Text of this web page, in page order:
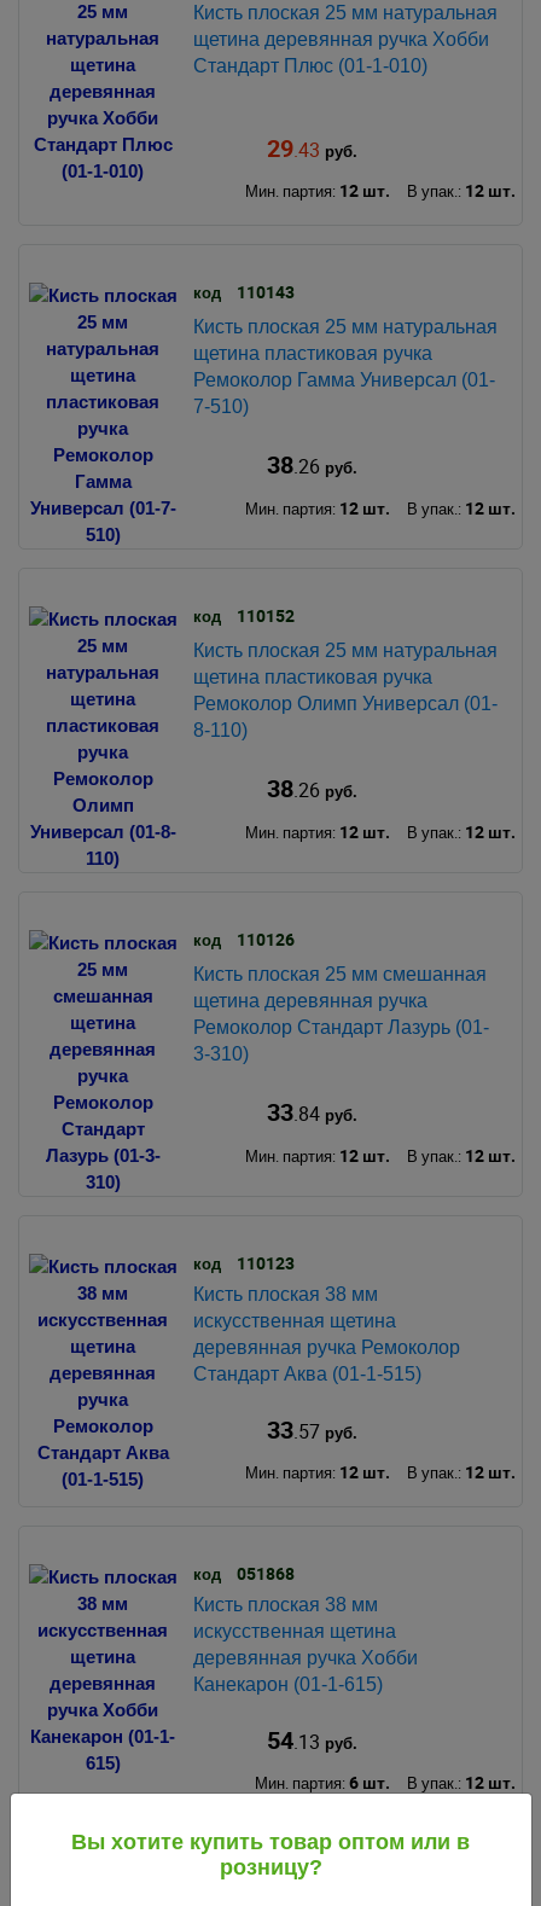
Кисть плоская 25 мм натуральная
щетина деревянная ручка Хобби
Стандарт Плюс (01-1-010)
29.43 руб.
Мин. партия: 12 шт. В упак.: 12 шт.
код 110143
Кисть плоская 25 мм натуральная
щетина пластиковая ручка
Ремоколор Гамма Универсал (01-
7-510)
38.26 руб.
Мин. партия: 12 шт. В упак.: 12 шт.
код 110152
Кисть плоская 25 мм натуральная
щетина пластиковая ручка
Ремоколор Олимп Универсал (01-
8-110)
38.26 руб.
Мин. партия: 12 шт. В упак.: 12 шт.
код 110126
Кисть плоская 25 мм смешанная
щетина деревянная ручка
Ремоколор Стандарт Лазурь (01-
3-310)
33.84руб.
Мин. партия: 12 шт. В упак.: 12 шт.
код 110123
Кисть плоская 38 мм
искусственная щетина
деревянная ручка Ремоколор
Стандарт Аква (01-1-515)
33.57 руб.
Мин. партия: 12 шт. В упак.: 12 шт.
код 051868
Кисть плоская 38 мм
искусственная щетина
деревянная ручка Хобби
Канекарон (01-1-615)
54.13 руб.
Мин. партия: 6 шт. В упак.: 12 шт.
код 110138
Вы хотите купить товар оптом или в
розницу?